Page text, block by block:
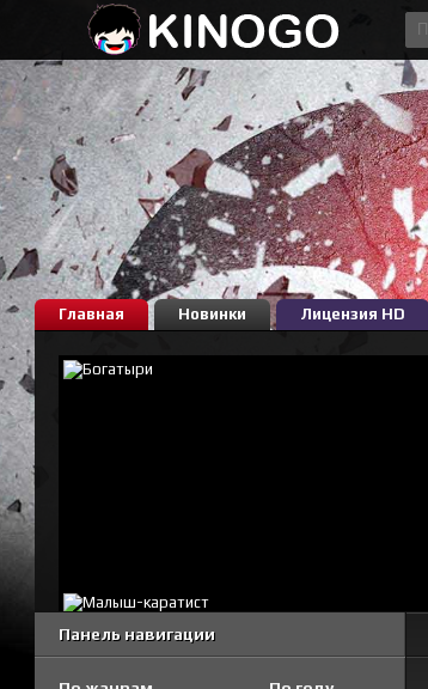
Главная Новинки Лицензия HD
Панель навигации